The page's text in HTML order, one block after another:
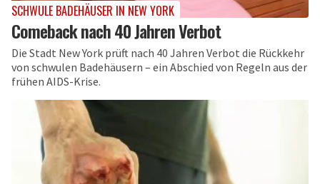
SCHWULE BADEHÄUSER IN NEW YORK
Comeback nach 40 Jahren Verbot
Die Stadt New York prüft nach 40 Jahren Verbot die Rückkehr
von schwulen Badehäusern – ein Abschied von Regeln aus der
frühen AIDS-Krise.